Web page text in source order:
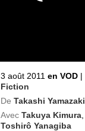
3 août 2011 en VOD |
Fiction
De Takashi Yamazaki
Avec Takuya Kimura
Toshirô Yanagiba